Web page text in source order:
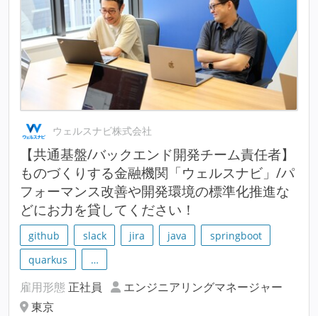
ウェルスナビ株式会社
【共通基盤/バックエンド開発チーム責任者】
ものづくりする金融機関「ウェルスナビ」/パ
フォーマンス改善や開発環境の標準化推進な
どにお力を貸してください！
github slack jira java
springboot
quarkus
…
雇用形態 正社員
エンジニアリングマネージャー
東京